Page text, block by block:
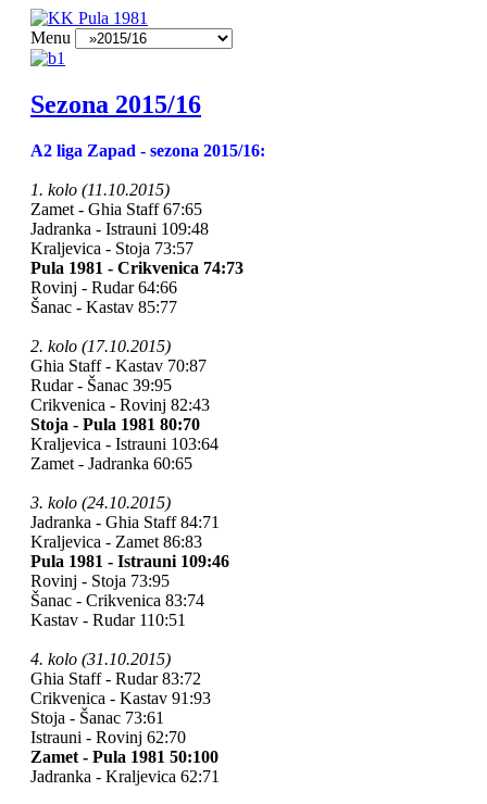
Menu
Sezona 2015/16
A2 liga Zapad - sezona 2015/16:
1. kolo (11.10.2015)
Zamet - Ghia Staff 67:65
Jadranka - Istrauni 109:48
Kraljevica - Stoja 73:57
Pula 1981 - Crikvenica 74:73
Rovinj - Rudar 64:66
Šanac - Kastav 85:77
2. kolo (17.10.2015)
Ghia Staff - Kastav 70:87
Rudar - Šanac 39:95
Crikvenica - Rovinj 82:43
Stoja - Pula 1981 80:70
Kraljevica - Istrauni 103:64
Zamet - Jadranka 60:65
3. kolo (24.10.2015)
Jadranka - Ghia Staff 84:71
Kraljevica - Zamet 86:83
Pula 1981 - Istrauni 109:46
Rovinj - Stoja 73:95
Šanac - Crikvenica 83:74
Kastav - Rudar 110:51
4. kolo (31.10.2015)
Ghia Staff - Rudar 83:72
Crikvenica - Kastav 91:93
Stoja - Šanac 73:61
Istrauni - Rovinj 62:70
Zamet - Pula 1981 50:100
Jadranka - Kraljevica 62:71